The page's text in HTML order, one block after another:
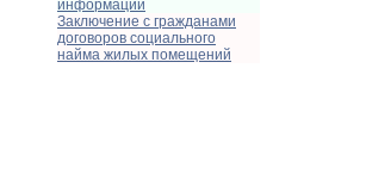
информации
Заключение с гражданами
договоров социального
найма жилых помещений